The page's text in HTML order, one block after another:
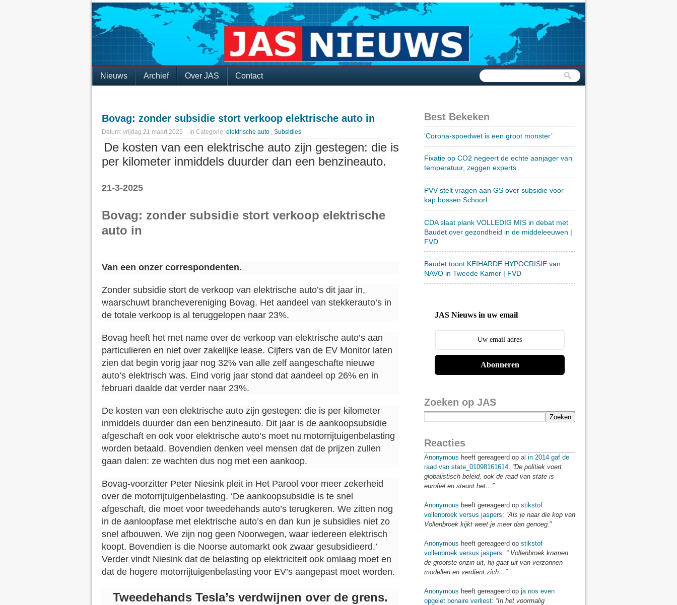
Nieuws Archief Over JAS Contact
Bovag: zonder subsidie stort verkoop elektrische auto in
Datum: vrijdag 21 maart 2025 in Categorie: elektrische auto , Subsidies
De kosten van een elektrische auto zijn gestegen: die is
per kilometer inmiddels duurder dan een benzineauto.
21-3-2025
Bovag: zonder subsidie stort verkoop elektrische
auto in
Van een onzer correspondenten.
Zonder subsidie stort de verkoop van elektrische auto’s dit jaar in,
waarschuwt branchevereniging Bovag. Het aandeel van stekkerauto’s in
de totale verkoop is al teruggelopen naar 23%.
Bovag heeft het met name over de verkoop van elektrische auto’s aan
particulieren en niet over zakelijke lease. Cijfers van de EV Monitor laten
zien dat begin vorig jaar nog 32% van alle zelf aangeschafte nieuwe
auto’s elektrisch was. Eind vorig jaar stond dat aandeel op 26% en in
februari daalde dat verder naar 23%.
De kosten van een elektrische auto zijn gestegen: die is per kilometer
inmiddels duurder dan een benzineauto. Dit jaar is de aankoopsubsidie
afgeschaft en ook voor elektrische auto’s moet nu motorrijtuigenbelasting
worden betaald. Bovendien denken veel mensen dat de prijzen zullen
gaan dalen: ze wachten dus nog met een aankoop.
Bovag-voorzitter Peter Niesink pleit in Het Parool voor meer zekerheid
over de motorrijtuigenbelasting. ‘De aankoopsubsidie is te snel
afgeschaft, die moet voor tweedehands auto’s terugkeren. We zitten nog
in de aanloopfase met elektrische auto’s en dan kun je subsidies niet zo
snel afbouwen. We zijn nog geen Noorwegen, waar iedereen elektrisch
koopt. Bovendien is die Noorse automarkt ook zwaar gesubsidieerd.’
Verder vindt Niesink dat de belasting op elektriciteit ook omlaag moet en
dat de hogere motorrijtuigenbelasting voor EV’s aangepast moet worden.
Tweedehands Tesla’s verdwijnen over de grens.
Best Bekeken
’Corona-spoedwet is een groot monster’
Fixatie op CO2 negeert de echte aanjager van
temperatuur, zeggen experts
PVV stelt vragen aan GS over subsidie voor
kap bossen Schoorl
CDA slaat plank VOLLEDIG MIS in debat met
Baudet over gezondheid in de middeleeuwen |
FVD
Baudet toont KEIHARDE HYPOCRISIE van
NAVO in Tweede Kamer | FVD
JAS Nieuws in uw email
Abonneren
Zoeken op JAS
Reacties
Anonymous heeft gereageerd op al in 2014 gaf de
raad van state_01098161614: “De politiek voert
globalistisch beleid, ook de raad van state is
eurofiel en steunt het…”
Anonymous heeft gereageerd op stikstof
vollenbroek versus jaspers: “Als je naar die kop van
Vollenbroek kijkt weet je meer dan genoeg.”
Anonymous heeft gereageerd op stikstof
vollenbroek versus jaspers: “ Vollenbroek kramen
de grootste onzin uit, hij gaat uit van verzonnen
modellen en verdient zich…”
Anonymous heeft gereageerd op ja nos even
opgelet bonaire verliest: “In het voormalig